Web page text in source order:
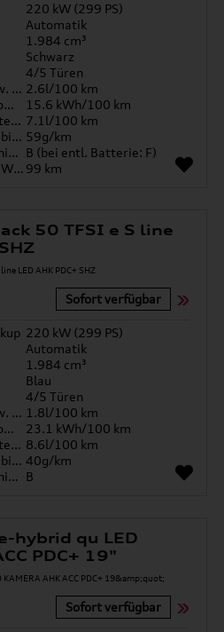
220 kW (299 PS)
Automatik
1.984 cm³
Schwarz
4/5 Türen
Kraftstoffverbrauch gew. kombiniert 2.6l/100 km
Stromverbrauch gew. kombiniert
15.6 kWh/100 km
Kraftst. komb. entl. Batterie 7.1l/100 km
CO2-Emission gew. kombiniert 59g/km
CO2-Klasse gew. kombiniert B (bei entl. Batterie: F)
Elektr. Reichweite nach WLTP* 99 km
50 TFSI e S line
Sofort verfügbar
220 kW (299 PS)
Automatik
1.984 cm³
Blau
4/5 Türen
Kraftstoffverbrauch gew. kombiniert 1.8l/100 km
Stromverbrauch gew. kombiniert
23.1 kWh/100 km
Kraftst. komb. entl. Batterie 8.6l/100 km
CO2-Emission gew. kombiniert 40g/km
CO2-Klasse gew. kombiniert B
hybrid qu LED
PDC+ 19"
Sofort verfügbar